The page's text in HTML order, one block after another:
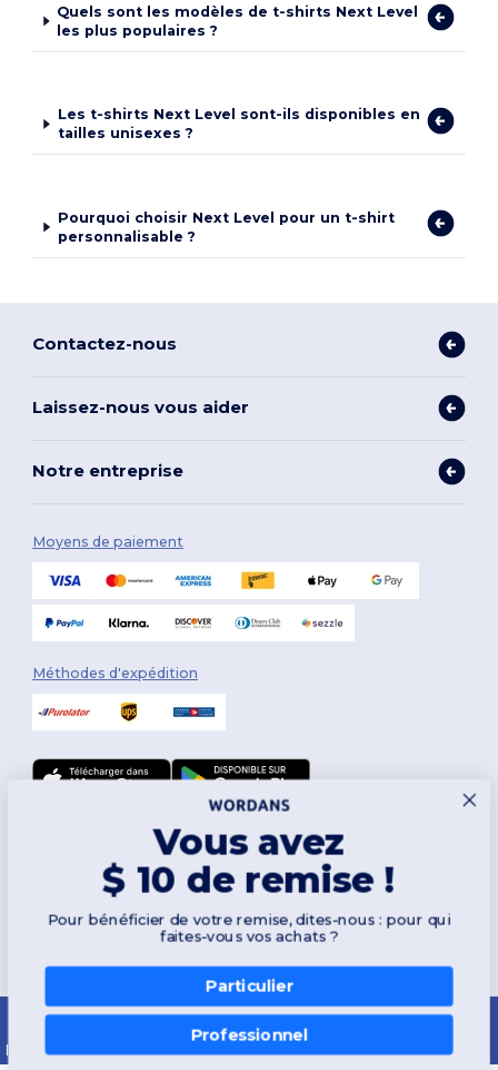
Quels sont les modèles de t-shirts Next Level
les plus populaires ?
Les t-shirts Next Level sont-ils disponibles en
tailles unisexes ?
Pourquoi choisir Next Level pour un t-shirt
personnalisable ?
Contactez-nous
Laissez-nous vous aider
Notre entreprise
Moyens de paiement
Méthodes d'expédition
2026. Tous droits réservés
|Politique de personnalisation
Montréal|Laval|Québec|Gatineau|Hamilton|Toronto|Brampton
|Edmonton|Vancouver
|
Surrey
Vous avez
$ 10 de remise !
Pour bénéficier de votre remise, dites-nous : pour qui
faites-vous vos achats ?
Particulier
Professionnel